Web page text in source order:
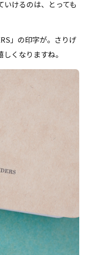
けるのは、とっても
」の印字が。さりげ
くなりますね。